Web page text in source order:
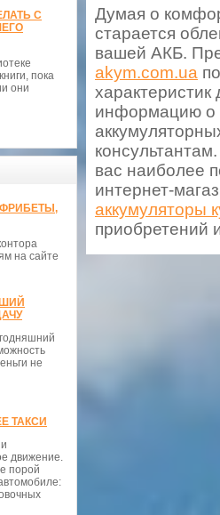
С
пока
они
ФРИБЕТЫ,
на сайте
не
ТАКСИ
движение.
порой
Думая о
старается
вашей АКБ.
akym.com.ua
информацию о
вас наиболее
интернет-
аккумуляторы
приобретений